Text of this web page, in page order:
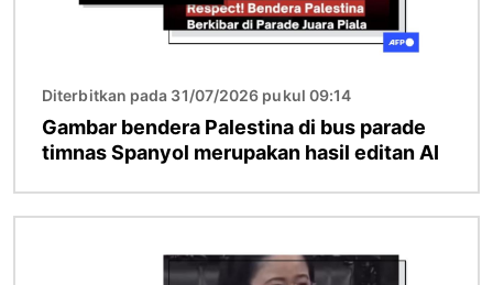
Diterbitkan pada 31/07/2026 pukul 09:14
Gambar bendera Palestina di bus parade
timnas Spanyol merupakan hasil editan AI